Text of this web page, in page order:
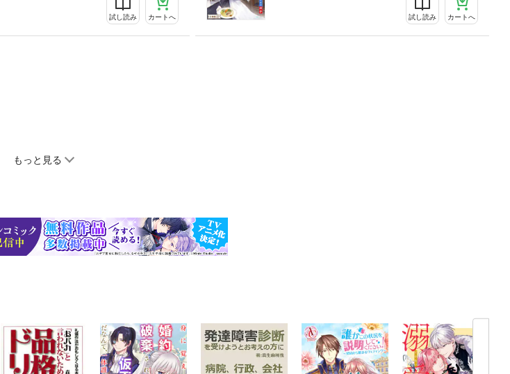
試し読み カートへ 試し読み カートへ
もっと見る